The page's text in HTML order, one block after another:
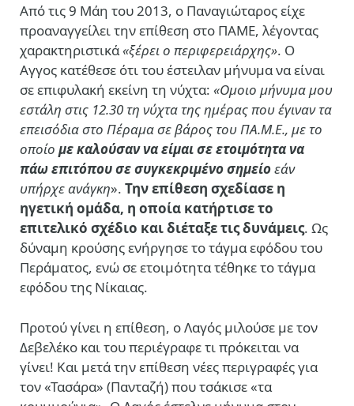
Από τις 9 Μάη του 2013, ο Παναγιώταρος είχε
προαναγγείλει την επίθεση στο ΠΑΜΕ, λέγοντας
χαρακτηριστικά«ξέρει ο περιφερειάρχης». Ο
Αγγος κατέθεσε ότι του έστειλαν μήνυμα να είναι
σε επιφυλακή εκείνη τη νύχτα: «Ομοιο μήνυμα μου
εστάλη στις 12.30 τη νύχτα της ημέρας που έγιναν τα
επεισόδια στο Πέραμα σε βάρος του ΠΑ.Μ.Ε., με το
οποίο με καλούσαν να είμαι σε ετοιμότητα να
πάω επιτόπου σε συγκεκριμένο σημείοεάν
υπήρχε ανάγκη». Την επίθεση σχεδίασε η
ηγετική ομάδα, η οποία κατήρτισε το
επιτελικό σχέδιο και διέταξε τις δυνάμεις. Ως
δύναμη κρούσης ενήργησε το τάγμα εφόδου του
Περάματος, ενώ σε ετοιμότητα τέθηκε το τάγμα
εφόδου της Νίκαιας.
Προτού γίνει η επίθεση, ο Λαγός μιλούσε με τον
Δεβελέκο και του περιέγραφε τι πρόκειται να
γίνει! Και μετά την επίθεση νέες περιγραφές για
τον «Τασάρα» (Πανταζή) που τσάκισε «τα